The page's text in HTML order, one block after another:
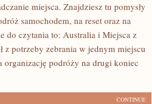
miejsca. Znajdziesz tu pomysły
samochodem, na reset oraz na
do czytania to: Australia i Miejsca z
z potrzeby zebrania w jednym miejscu
organizację podróży na drugi koniec
CONTINUE